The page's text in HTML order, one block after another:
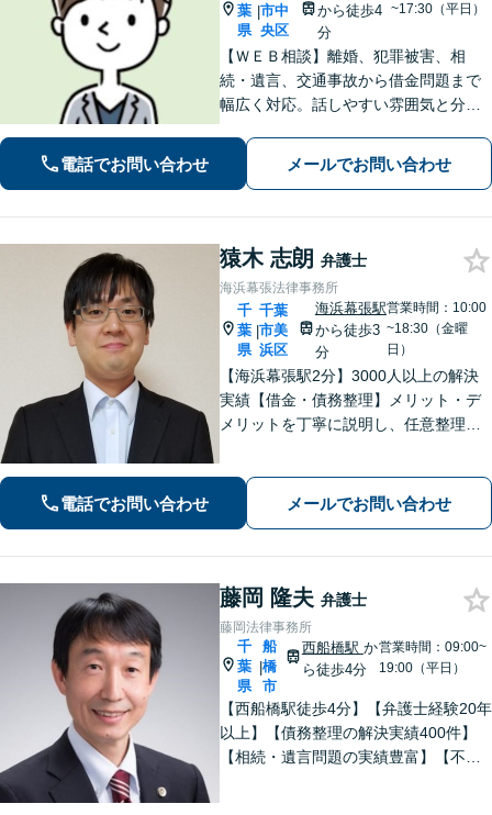
葉
県
|市中
央区
から徒歩4
分
~17:30（平日）
【ＷＥＢ相談】離婚、犯罪被害、相
続・遺言、交通事故から借金問題まで
幅広く対応。話しやすい雰囲気と分か
者支援案件の豊富な経験で培った知見
でお話を十分にお聞きし、心に寄り添
電話でお問い合わせ メールでお問い合わせ
猿木 志朗 弁護士
海浜幕張法律事務所
千
葉
県
|
千葉
市美
浜区
海浜幕張駅
から徒歩3
分
営業時間：10:00
~18:30（金曜
日）
【海浜幕張駅2分】3000人以上の解決
実績【借金・債務整理】メリット・デ
メリットを丁寧に説明し、任意整理・
以内に回答、電話は弁護士直通です
【休日・夜間面談は事前予約】
電話でお問い合わせ メールでお問い合わせ
藤岡 隆夫 弁護士
藤岡法律事務所
千
葉
県
|
船
橋
市
西船橋駅 か
ら徒歩4分
営業時間：09:00~
19:00（平日）
【西船橋駅徒歩4分】【弁護士経験20年
以上】【債務整理の解決実績400件】
【相続・遺言問題の実績豊富】【不動